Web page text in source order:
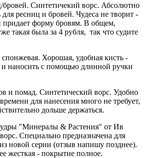
бровей. Синтетичекий ворс. Абсолютно
ресниц и бровей. Чудеса не творит -
придает форму бровям. В общем,
такая была за 4 рубля, так что судите
Хорошая, удобная кисть -
наносить с помощью длинной ручки
и помад. Синтетический ворс. Удобно
для нанесения много не требует,
дольше держаться.
"Минералы & Растения" от Ив
Специально предназначена для
новой серии (отзыв напишу позднее).
жесткая - покрытие полное.